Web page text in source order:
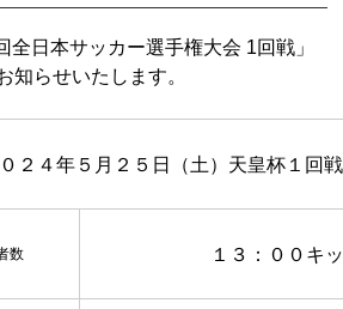
全日本サッカー選手権大会 1回戦」
知らせいたします。
２４年５月２５日（土）天皇杯１回
数 １３：００キ